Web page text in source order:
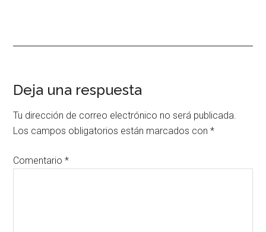
Interacciones
con
los
lectores
Deja una respuesta
Tu dirección de correo electrónico no será publicada.
Los campos obligatorios están marcados con*
Comentario*